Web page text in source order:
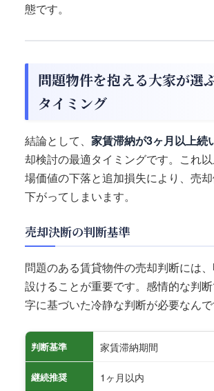
態です。
問題物件を抱える大家が選
タイミング
結論として、 家賃滞納が3ヶ月以上続
却検討の最適タイミングです。これ
場価値の下落と追加損失により、売
下がってしまいます。
売却決断の判断基準
問題のある賃貸物件の売却判断には
設けることが重要です。感情的な判
字に基づいた冷静な判断が必要なんで
判断基準 家賃滞納期間
継続推奨 1ヶ月以内